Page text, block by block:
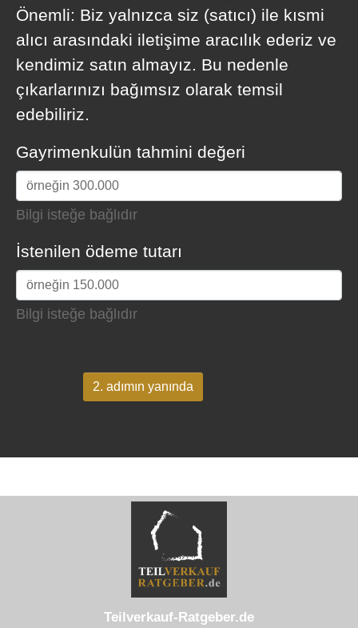
Önemli: Biz yalnızca siz (satıcı) ile kısmi
alıcı arasındaki iletişime aracılık ederiz ve
kendimiz satın almayız. Bu nedenle
çıkarlarınızı bağımsız olarak temsil
edebiliriz.
Gayrimenkulün tahmini değeri
Bilgi isteğe bağlıdır
İstenilen ödeme tutarı
Bilgi isteğe bağlıdır
2. adımın yanında
Teilverkauf-Ratgeber.de